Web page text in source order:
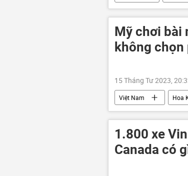
Mỹ chơi bài
không chọn
15 Tháng Tư 2023,
Việt Nam Hoa
Nguyễn Phú Trọng
1.800 xe
Canada có